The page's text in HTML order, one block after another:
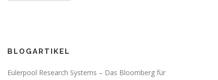
g
s
BLOGARTIKEL
Eulerpool Research Systems – Das Bloomberg für